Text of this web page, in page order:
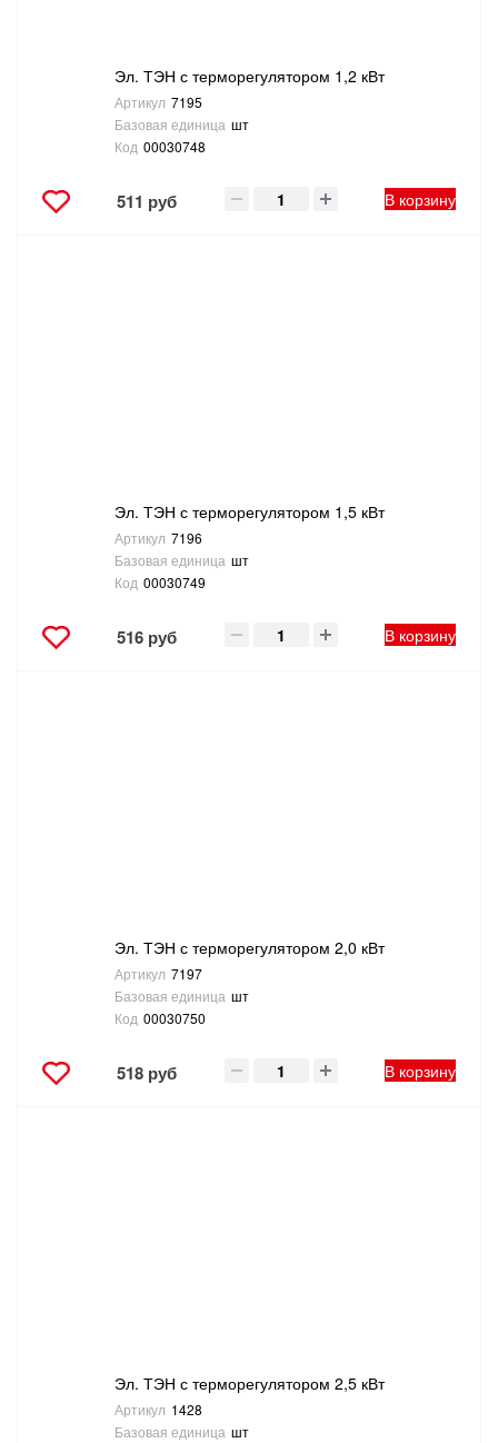
Эл. ТЭН с терморегулятором 1,2 кВт
Артикул 7195
Базовая единица шт
Код 00030748
511 руб В корзину
Эл. ТЭН с терморегулятором 1,5 кВт
Артикул 7196
Базовая единица шт
Код 00030749
516 руб В корзину
Эл. ТЭН с терморегулятором 2,0 кВт
Артикул 7197
Базовая единица шт
Код 00030750
518 руб В корзину
Эл. ТЭН с терморегулятором 2,5 кВт
Артикул 1428
Базовая единица шт